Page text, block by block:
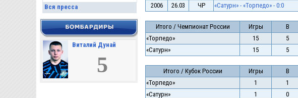
Вся пресса
Виталий Дунай
5
2006
26.03 ЧР «Сатурн» - «Торпедо» - 0:0
Итого / Чемпионат России Игры В
«Торпедо»
15 5
«Сатурн»
15 5
Итого / Кубок России Игры В
«Торпедо»
1 1
«Сатурн»
1 0